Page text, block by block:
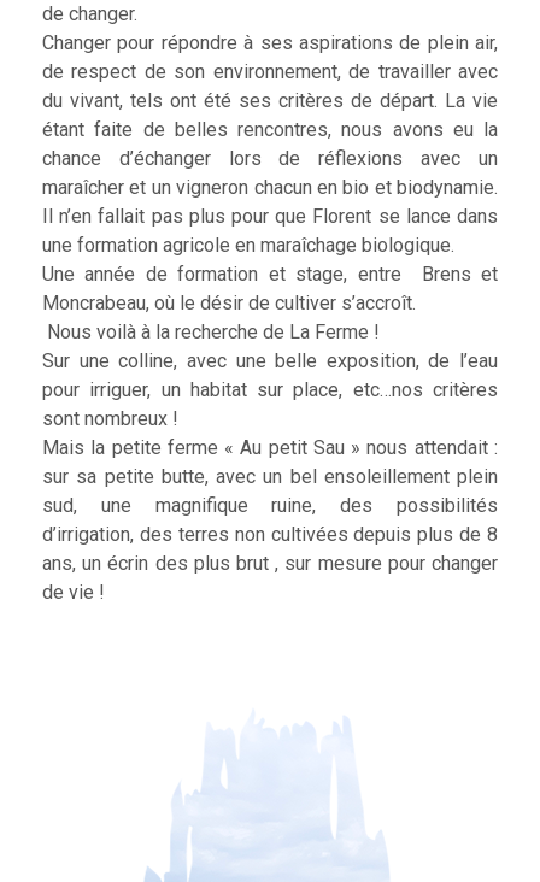
de changer.
Changer pour répondre à ses aspirations de plein air,
de respect de son environnement, de travailler avec
du vivant, tels ont été ses critères de départ. La vie
étant faite de belles rencontres, nous avons eu la
chance d’échanger lors de réflexions avec un
maraîcher et un vigneron chacun en bio et biodynamie.
Il n’en fallait pas plus pour que Florent se lance dans
une formation agricole en maraîchage biologique.
Une année de formation et stage, entre Brens et
Moncrabeau, où le désir de cultiver s’accroît.
Nous voilà à la recherche de La Ferme !
Sur une colline, avec une belle exposition, de l’eau
pour irriguer, un habitat sur place, etc…nos critères
sont nombreux !
Mais la petite ferme « Au petit Sau » nous attendait :
sur sa petite butte, avec un bel ensoleillement plein
sud, une magnifique ruine, des possibilités
d’irrigation, des terres non cultivées depuis plus de 8
ans, un écrin des plus brut , sur mesure pour changer
de vie !